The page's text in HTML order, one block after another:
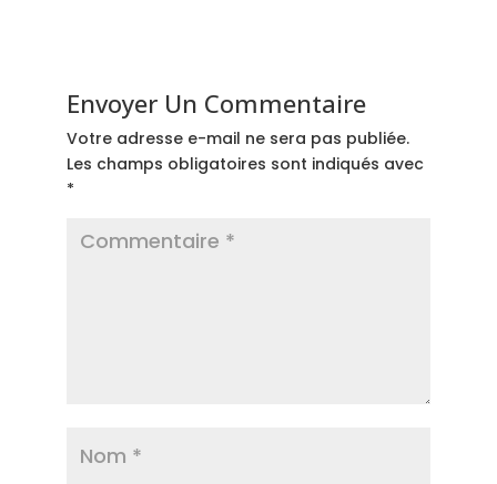
Envoyer Un Commentaire
Votre adresse e-mail ne sera pas publiée.
Les champs obligatoires sont indiqués avec
*